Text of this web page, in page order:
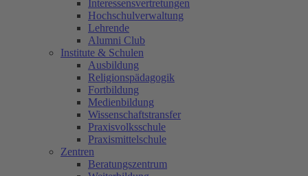
Interessensvertretungen
Hochschulverwaltung
Lehrende
Alumni Club
Institute & Schulen
Ausbildung
Religionspädagogik
Fortbildung
Medienbildung
Wissenschaftstransfer
Praxisvolksschule
Praxismittelschule
Zentren
Beratungszentrum